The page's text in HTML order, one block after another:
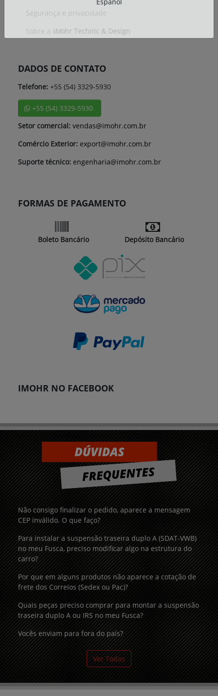
Segurança e privacidade
Sobre a iMohr Technic & Design
DADOS DE CONTATO
Telefone: +55 (54) 3329-5930
+55 (54) 3329-5930
Setor comercial: vendas@imohr.com.br
Comércio Exterior: export@imohr.com.br
Suporte técnico: engenharia@imohr.com.br
FORMAS DE PAGAMENTO
Boleto Bancário Depósito Bancário
IMOHR NO FACEBOOK
Não consigo finalizar o pedido, aparece a mensagem
CEP inválido. O que faço?
Para instalar a suspensão traseira duplo A (SDAT-VWB)
no meu Fusca, preciso modificar algo na estrutura do
carro?
Por que em alguns produtos não aparece a cotação de
frete dos Correios (Sedex ou Pac)?
Quais peças preciso comprar para montar a suspensão
traseira duplo A ou IRS no meu Fusca?
Vocês enviam para fora do país?
Ver Todas